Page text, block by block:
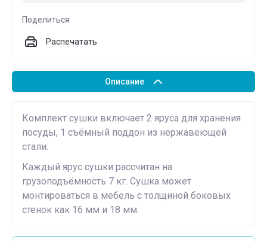
Поделиться
Распечатать
Описание
Комплект сушки включает 2 яруса для хранения
посуды, 1 съёмный поддон из нержавеющей
стали.
Каждый ярус сушки рассчитан на
грузоподъёмность 7 кг. Сушка может
монтироваться в мебель с толщиной боковых
стенок как 16 мм и 18 мм.